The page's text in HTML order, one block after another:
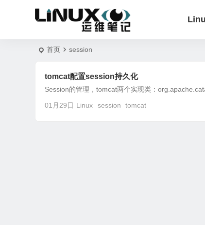
首页 session
tomcat配置session持久化
Session的管理，tomcat两个实现类：
01月29日 Linux session tomcat